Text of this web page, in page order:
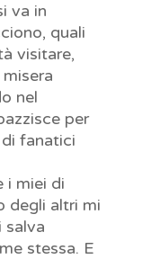
va in
quali
visitare,
nel
per
fanatici
i miei di
degli altri mi
salva
stessa. E